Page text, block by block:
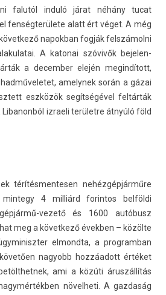
falutól induló járat néhány tucat
fenségterülete alatt ért véget. A még
napok­ban fogják felszámolni
A katonai szóvivők be­jelen­
a de­cemb­er elején megin­dított,
amelynek során a gázai
eszközök segítségével feltárták
iz­raeli területre átnyúló föld
térítés­mentes­en nehézgépjárműre
4 milliárd forin­tos belföldi
vezető és 1600 autóbusz
meg a követ­kező évekb­en – közölte
el­mondta, a pro­gram­ban
nagyobb hozzáadott értéket
ami a közúti áruszállítás
növel­heti. A gaz­daság